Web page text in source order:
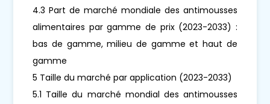
4.3 Part de marché mondiale des antimousses
alimentaires par gamme de prix (2023-2033) :
bas de gamme, milieu de gamme et haut de
gamme
5 Taille du marché par application (2023-2033)
5.1 Taille du marché mondial des antimousses